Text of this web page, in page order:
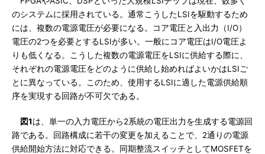
のシステムに採用されている。通常こうしたLSIを駆動するため
には、複数の電源電圧が必要になる。コア電圧と入出力（I/O）
電圧の2つを必要とするLSIが多い。一般にコア電圧はI/O電圧よ
りも低くなる。こうした複数の電源電圧をLSIに供給する際に、
それぞれの電源電圧をどのように供給し始めればよいかはLSIご
とに異なっている。このため、使用するLSIに適した電源供給順
序を実現する回路が不可欠である。
図1は、単一の入力電圧から2系統の電圧出力を生成する電源回
路である。回路構成に若干の変更を加えることで、2通りの電源
供給開始方法に対応できる。同期整流スイッチとしてMOSFETを